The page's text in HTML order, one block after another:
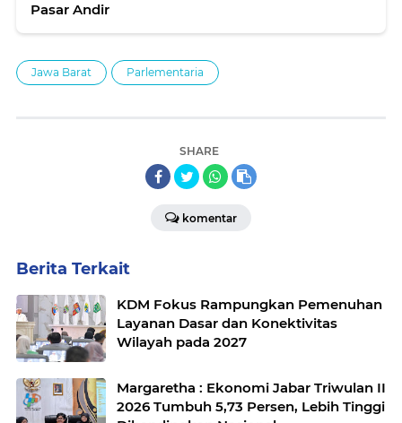
Pasar Andir
Jawa Barat Parlementaria
SHARE
komentar
Berita Terkait
KDM Fokus Rampungkan Pemenuhan
Layanan Dasar dan Konektivitas
Wilayah pada 2027
Margaretha : Ekonomi Jabar Triwulan II
2026 Tumbuh 5,73 Persen, Lebih Tinggi